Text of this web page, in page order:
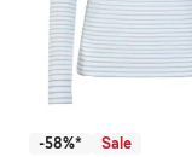
-58%* Sale